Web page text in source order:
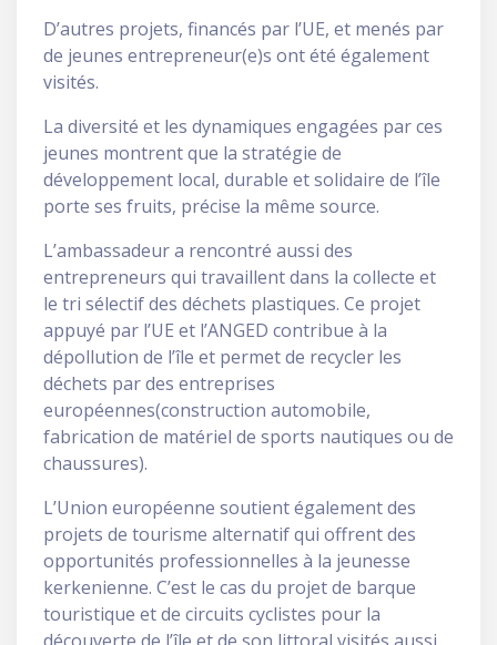
D’autres projets, financés par l’UE, et menés par
de jeunes entrepreneur(e)s ont été également
visités.
La diversité et les dynamiques engagées par ces
jeunes montrent que la stratégie de
développement local, durable et solidaire de l’île
porte ses fruits, précise la même source.
L’ambassadeur a rencontré aussi des
entrepreneurs qui travaillent dans la collecte et
le tri sélectif des déchets plastiques. Ce projet
appuyé par l’UE et l’ANGED contribue à la
dépollution de l’île et permet de recycler les
déchets par des entreprises
européennes(construction automobile,
fabrication de matériel de sports nautiques ou de
chaussures).
L’Union européenne soutient également des
projets de tourisme alternatif qui offrent des
opportunités professionnelles à la jeunesse
kerkenienne. C’est le cas du projet de barque
touristique et de circuits cyclistes pour la
découverte de l’île et de son littoral visités aussi